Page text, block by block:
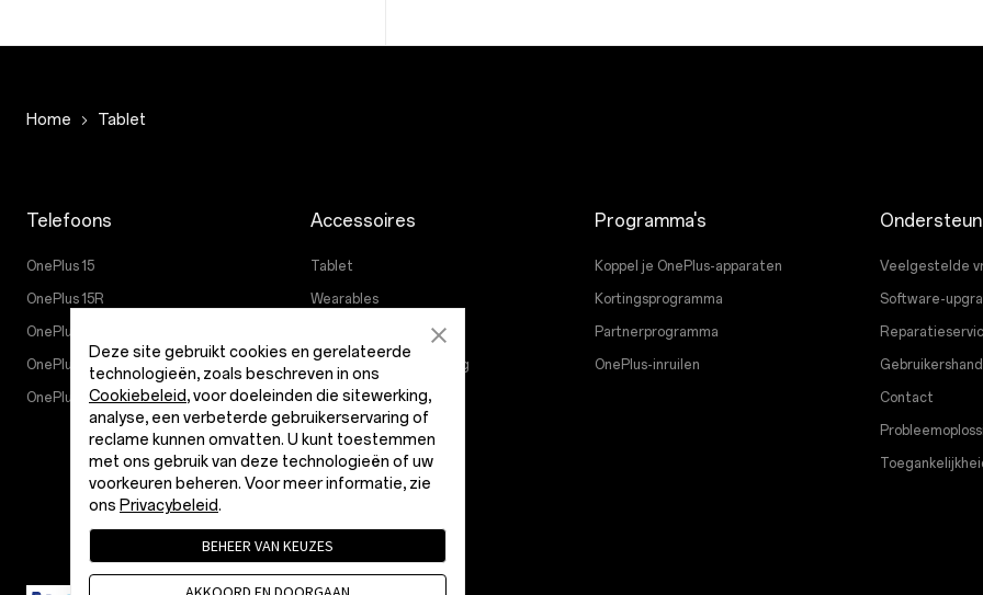
Home Tablet
Telefoons
OnePlus 15
OnePlus 15R
OnePlus 13
OnePlus Nord 5
OnePlus Nord CE5
Accessoires
Tablet
Wearables
Hoesjes en bescherming
Voeding en kabels
Bundels
Lifestyle
Programma's
Koppel je OnePlus-apparaten
Kortingsprogramma
Partnerprogramma
OnePlus-inruilen
Veelgestelde
Software-
Contact
Deze site gebruikt cookies en gerelateerde
technologieën, zoals beschreven in ons
Cookiebeleid, voor doeleinden die sitewerking,
analyse, een verbeterde gebruikerservaring of
reclame kunnen omvatten. U kunt toestemmen
met ons gebruik van deze technologieën of uw
voorkeuren beheren. Voor meer informatie, zie
ons Privacybeleid.
BEHEER VAN KEUZES